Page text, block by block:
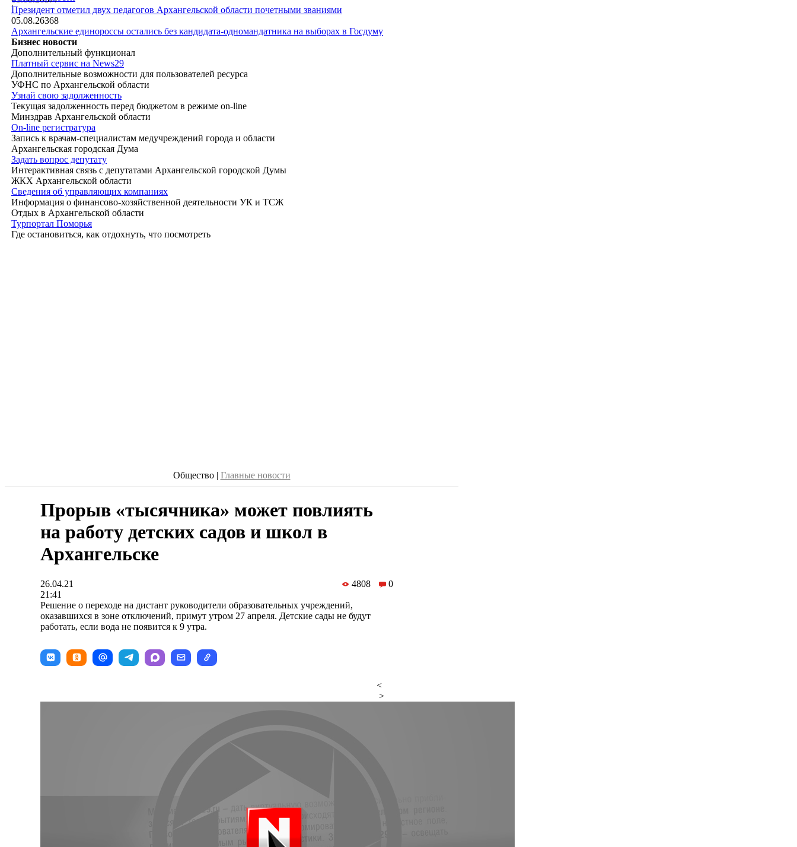
|
Президент отметил двух педагогов Архангельской области почетными званиями
05.08.26368
Архангельские единороссы остались без кандидата-одномандатника на выборах в Госдуму
Бизнес новости
Дополнительный функционал
Платный сервис на News29
Дополнительные возможности для пользователей ресурса
УФНС по Архангельской области
Узнай свою задолженность
Текущая задолженность перед бюджетом в режиме on-line
Минздрав Архангельской области
On-line регистратура
Запись к врачам-специалистам медучреждений города и области
Архангельская городская Дума
Задать вопрос депутату
Интерактивная связь с депутатами Архангельской городской Думы
ЖКХ Архангельской области
Сведения об управляющих компаниях
Информация о финансово-хозяйственной деятельности УК и ТСЖ
Отдых в Архангельской области
Турпортал Поморья
Где остановиться, как отдохнуть, что посмотреть
Общество | Главные новости
Прорыв «тысячника» может повлиять
на работу детских садов и школ в
Архангельске
26.04.21
21:41
4808 0
Решение о переходе на дистант руководители образовательных учреждений,
оказавшихся в зоне отключений, примут утром 27 апреля. Детские сады не будут
работать, если вода не появится к 9 утра.
<
>